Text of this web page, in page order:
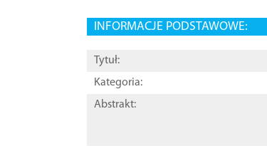
INFORMACJE PODSTAWOWE:
Tytuł:
Kategoria:
Abstrakt: